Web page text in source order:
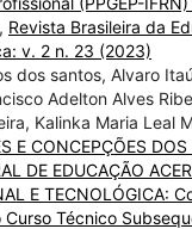
, Revista Brasileira da
v. 2 n. 23 (2023)
dos santos, Alvaro
Adelton Alves
Kalinka Maria Leal
E CONCEPÇÕES
DE EDUCAÇÃO
E TECNOLÓGICA:
Técnico